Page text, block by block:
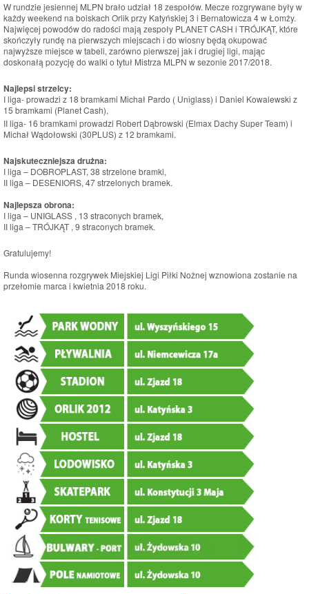
W rundzie jesiennej MLPN brało udział 18 zespołów. Mecze rozgrywane były w
każdy weekend na boiskach Orlik przy Katyńskiej 3 i Bernatowicza 4 w Łomży.
Najwięcej powodów do radości mają zespoły PLANET CASH i TRÓJKĄT, które
skończyły rundę na pierwszych miejscach i do wiosny będą okupować
najwyższe miejsce w tabeli, zarówno pierwszej jak i drugiej ligi, mając
doskonałą pozycję do walki o tytuł Mistrza MLPN w sezonie 2017/2018.
Najlepsi strzelcy:
I liga- prowadzi z 18 bramkami Michał Pardo ( Uniglass) i Daniel Kowalewski z
15 bramkami (Planet Cash),
II liga- 16 bramkami prowadzi Robert Dąbrowski (Elmax Dachy Super Team) i
Michał Wądołowski (30PLUS) z 12 bramkami.
Najskuteczniejsza drużna:
I liga – DOBROPLAST, 38 strzelone bramki,
II liga – DESENIORS, 47 strzelonych bramek.
Najlepsza obrona:
I liga – UNIGLASS , 13 straconych bramek,
II liga – TRÓJKĄT , 9 straconych bramek.
Gratulujemy!
Runda wiosenna rozgrywek Miejskiej Ligi Piłki Nożnej wznowiona zostanie na
przełomie marca i kwietnia 2018 roku.